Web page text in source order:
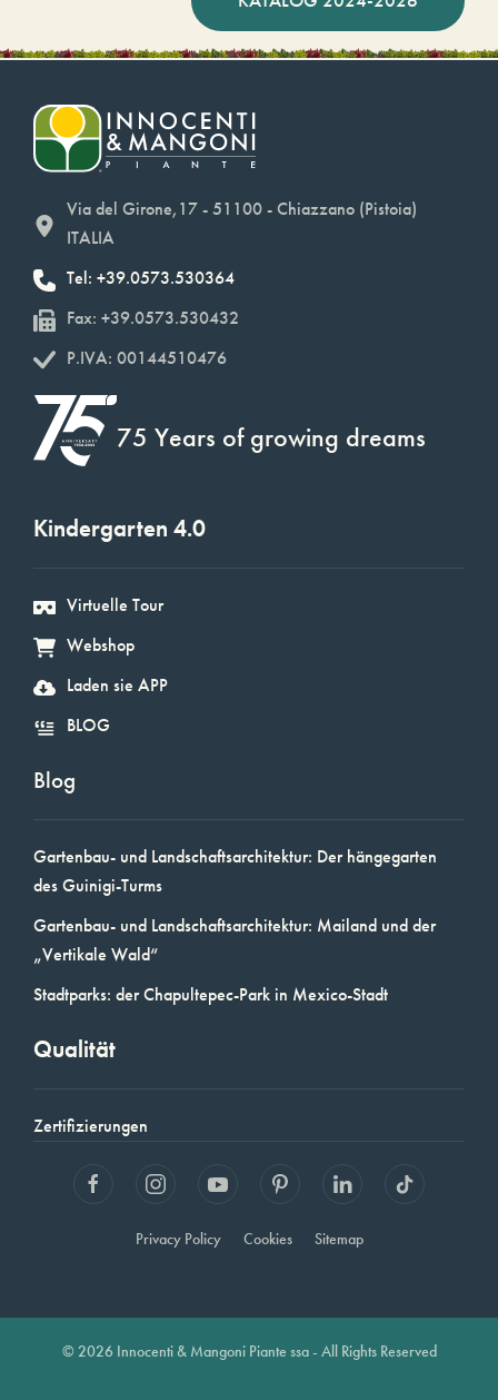
Via del Girone,17 - 51100 - Chiazzano (Pistoia)
ITALIA
Tel: +39.0573.530364
Fax: +39.0573.530432
P.IVA: 00144510476
75 Years of growing dreams
Kindergarten 4.0
Virtuelle Tour
Webshop
Laden sie APP
BLOG
Blog
Gartenbau- und Landschaftsarchitektur: Der hängegarten
des Guinigi-Turms
Gartenbau- und Landschaftsarchitektur: Mailand und der
„Vertikale Wald“
Stadtparks: der Chapultepec-Park in Mexico-Stadt
Qualität
Zertifizierungen
Privacy Policy Cookies Sitemap
© 2026 Innocenti & Mangoni Piante ssa - All Rights Reserved